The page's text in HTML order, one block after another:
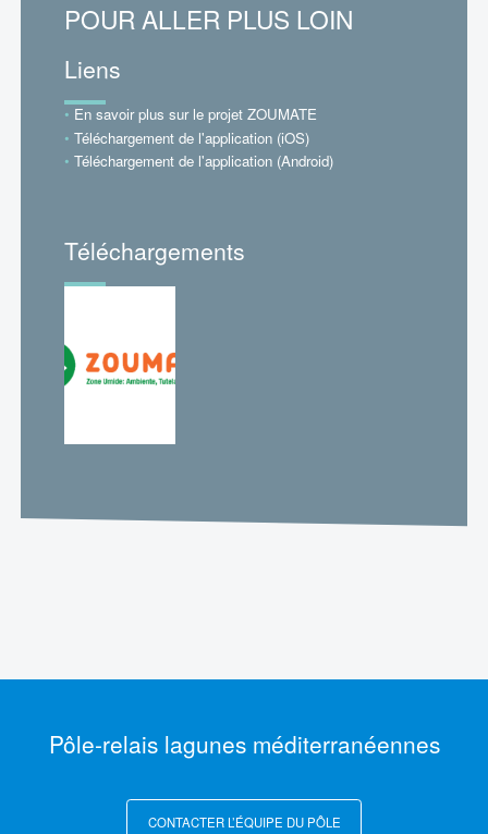
POUR ALLER PLUS LOIN
Liens
En savoir plus sur le projet ZOUMATE
Téléchargement de l'application (iOS)
Téléchargement de l'application (Android)
Téléchargements
Pôle-relais lagunes méditerranéennes
CONTACTER L’ÉQUIPE DU PÔLE